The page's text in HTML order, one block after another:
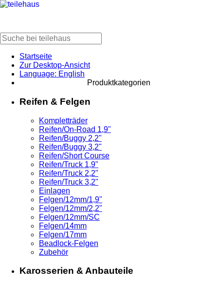
Startseite
Zur Desktop-Ansicht
Language: English
Produktkategorien
Reifen & Felgen
Kompletträder
Reifen/On-Road 1,9"
Reifen/Buggy 2,2"
Reifen/Buggy 3,2"
Reifen/Short Course
Reifen/Truck 1,9"
Reifen/Truck 2,2"
Reifen/Truck 3,2"
Einlagen
Felgen/12mm/1,9"
Felgen/12mm/2,2"
Felgen/12mm/SC
Felgen/14mm
Felgen/17mm
Beadlock-Felgen
Zubehör
Karosserien & Anbauteile